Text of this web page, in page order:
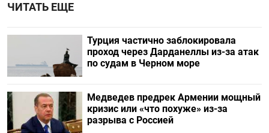
ЧИТАТЬ ЕЩЕ
Турция частично заблокировала
проход через Дарданеллы из-за атак
по судам в Черном море
Медведев предрек Армении мощный
кризис или «что похуже» из-за
разрыва с Россией